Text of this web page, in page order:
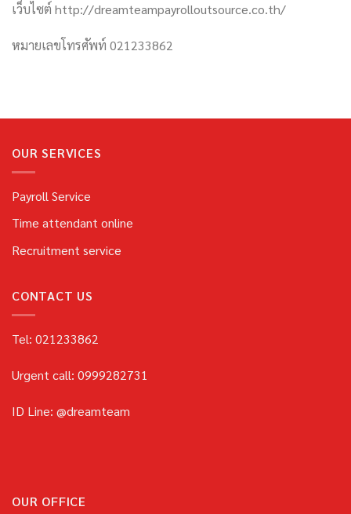
เว็บไซต์ http://dreamteampayrolloutsource.co.th/
หมายเลขโทรศัพท์ 021233862
OUR SERVICES
Payroll Service
Time attendant online
Recruitment service
CONTACT US
Tel: 021233862
Urgent call: 0999282731
ID Line: @dreamteam
OUR OFFICE